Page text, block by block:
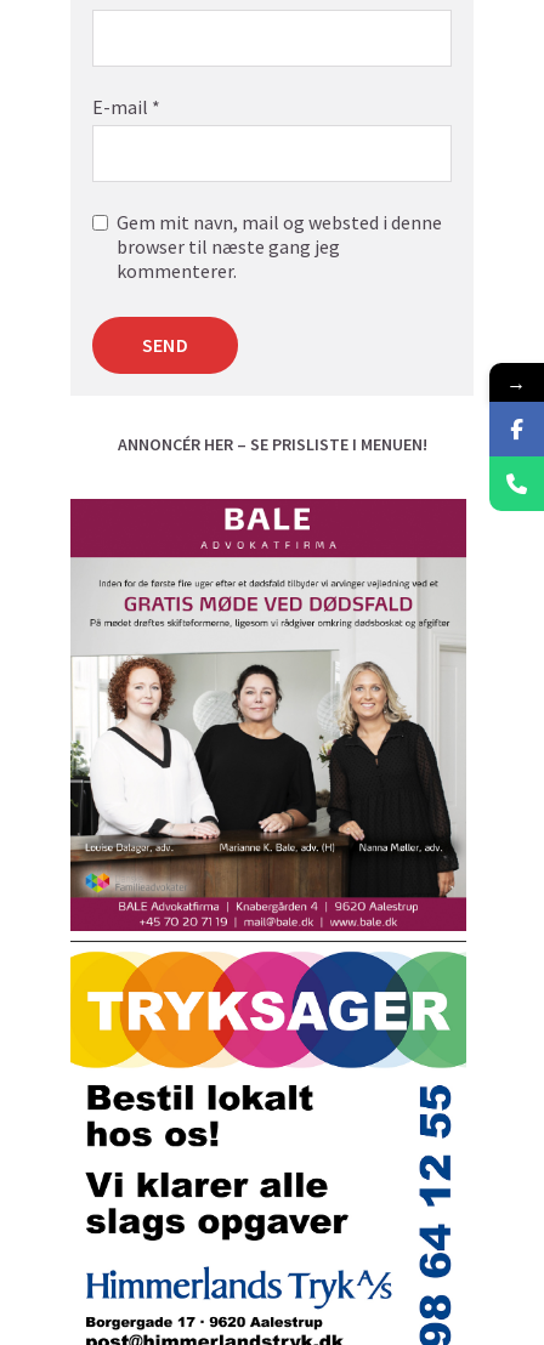
E-mail *
Gem mit navn, mail og websted i denne
browser til næste gang jeg
kommenterer.
ANNONCÉR HER – SE PRISLISTE I MENUEN!
→